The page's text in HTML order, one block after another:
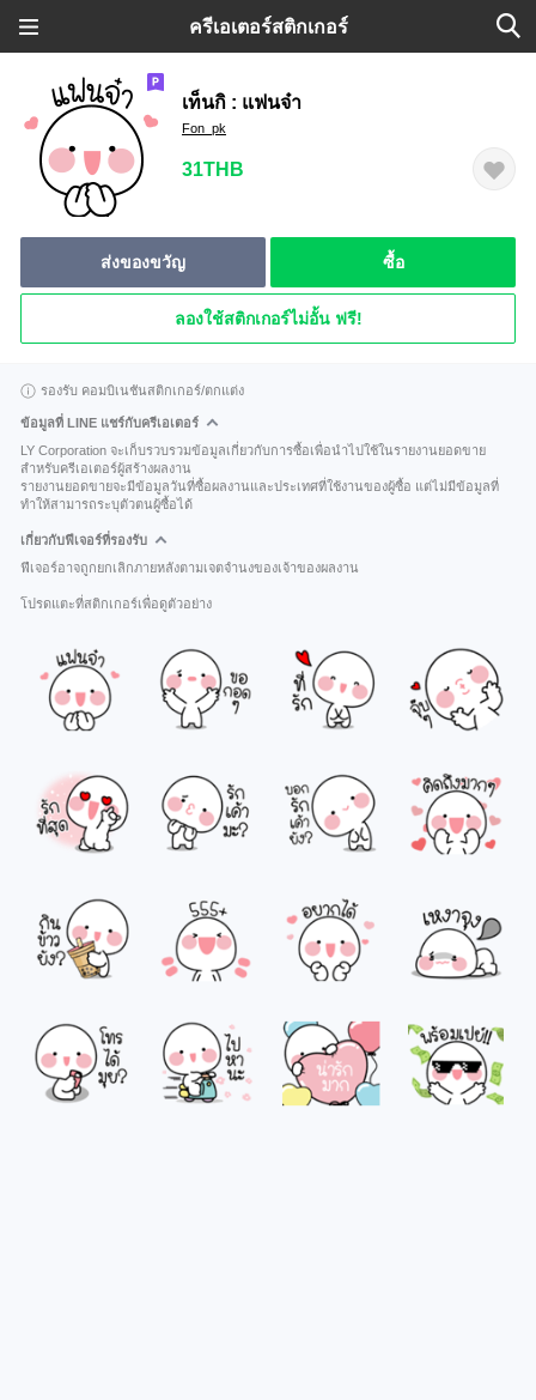
ครีเอเตอร์สติกเกอร์
เท็นกิ : แฟนจ๋า
Fon_pk
31THB
ส่งของขวัญ ซื้อ
ลองใช้สติกเกอร์ไม่อั้น ฟรี!
รองรับ คอมบิเนชันสติกเกอร์/ตกแต่ง
ข้อมูลที่ LINE แชร์กับครีเอเตอร์
LY Corporation จะเก็บรวบรวมข้อมูลเกี่ยวกับการซื้อเพื่อนำไปใช้ในรายงานยอดขาย
สำหรับครีเอเตอร์ผู้สร้างผลงาน
รายงานยอดขายจะมีข้อมูลวันที่ซื้อผลงานและประเทศที่ใช้งานของผู้ซื้อ แต่ไม่มีข้อมูลที่
ทำให้สามารถระบุตัวตนผู้ซื้อได้
เกี่ยวกับฟีเจอร์ที่รองรับ
ฟีเจอร์อาจถูกยกเลิกภายหลังตามเจตจำนงของเจ้าของผลงาน
โปรดแตะที่สติกเกอร์เพื่อดูตัวอย่าง